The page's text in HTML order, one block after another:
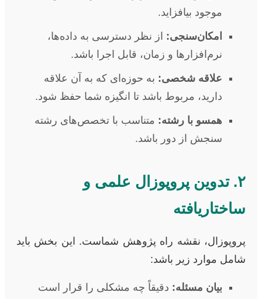
موجود بیافزاید.
امکان‌سنجی: از نظر دسترسی به داده‌ها،
نرم‌افزارها و زمان، قابل اجرا باشد.
علاقه شخصی: به حوزه‌ای که به آن علاقه
دارید، مربوط باشد تا انگیزه شما حفظ شود.
همسو با رشته: متناسب با تخصص‌های رشته
سنجش از دور باشد.
۲. تدوین پروپوزال علمی و
ساختاریافته
پروپوزال، نقشه راه پژوهش شماست. این بخش باید
شامل موارد زیر باشد:
بیان مسئله: دقیقاً چه مشکلی را قرار است